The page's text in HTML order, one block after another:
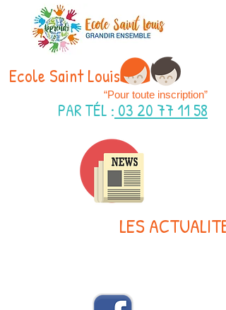
Ecole Saint Louis
“Pour toute inscription”
PAR TÉL : 03 20 77 11 58
LES ACTUALITES